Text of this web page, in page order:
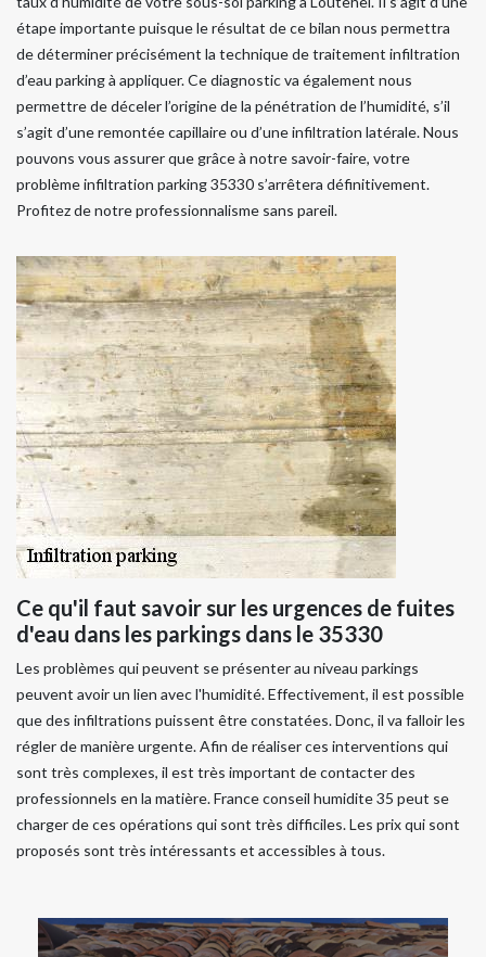
étape importante puisque le résultat de ce bilan nous permettra
de déterminer précisément la technique de traitement infiltration
d’eau parking à appliquer. Ce diagnostic va également nous
permettre de déceler l’origine de la pénétration de l’humidité, s’il
s’agit d’une remontée capillaire ou d’une infiltration latérale. Nous
pouvons vous assurer que grâce à notre savoir-faire, votre
problème infiltration parking 35330 s’arrêtera définitivement.
Profitez de notre professionnalisme sans pareil.
Ce qu'il faut savoir sur les urgences de fuites
d'eau dans les parkings dans le 35330
Les problèmes qui peuvent se présenter au niveau parkings
peuvent avoir un lien avec l'humidité. Effectivement, il est possible
que des infiltrations puissent être constatées. Donc, il va falloir les
régler de manière urgente. Afin de réaliser ces interventions qui
sont très complexes, il est très important de contacter des
professionnels en la matière. France conseil humidite 35 peut se
charger de ces opérations qui sont très difficiles. Les prix qui sont
proposés sont très intéressants et accessibles à tous.